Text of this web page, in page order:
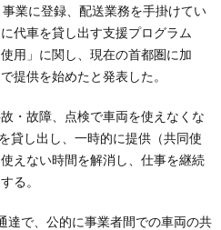
業に登録、配送業務を手掛けてい
代車を貸し出す支援プログラム
用」に関し、現在の首都圏に加
提供を始めたと発表した。
・故障、点検で車両を使えなくな
貸し出し、一時的に提供（共同使
えない時間を解消し、仕事を継続
る。
達で、公的に事業者間での車両の共